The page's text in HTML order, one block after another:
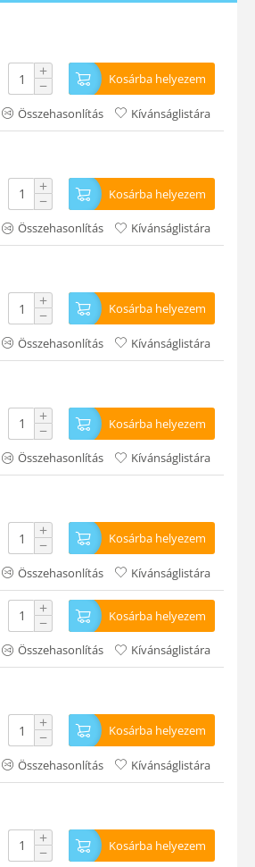
+
− Kosárba helyezem
Összehasonlítás Kívánságlistára
+
− Kosárba helyezem
Összehasonlítás Kívánságlistára
+
− Kosárba helyezem
Összehasonlítás Kívánságlistára
+
− Kosárba helyezem
Összehasonlítás Kívánságlistára
+
− Kosárba helyezem
Összehasonlítás Kívánságlistára
+
− Kosárba helyezem
Összehasonlítás Kívánságlistára
+
− Kosárba helyezem
Összehasonlítás Kívánságlistára
+
− Kosárba helyezem